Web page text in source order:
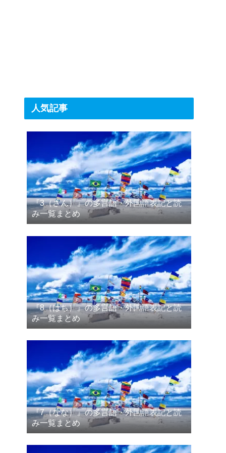
人気記事
『3（さん）』の多言語・外国語表記と読
み一覧まとめ
『8（はち）』の多言語・外国語表記と読
み一覧まとめ
『7（なな）』の多言語・外国語表記と読
み一覧まとめ